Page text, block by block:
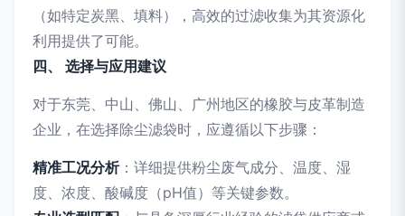
（如特定炭黑、填料），高效的过滤收集为其资源化
利用提供了可能。
四、 选择与应用建议
对于东莞、中山、佛山、广州地区的橡胶与皮革制造
企业，在选择除尘滤袋时，应遵循以下步骤：
精准工况分析：详细提供粉尘废气成分、温度、湿
度、浓度、酸碱度（pH值）等关键参数。